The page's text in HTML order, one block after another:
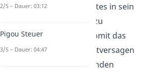
Auswirkung des Effektes in sein
Entscheidungskalkül zu
verinnerlichen
und somit das
vorherrschende Marktversagen
zu beheben. Im Folgenden
2/5 – Dauer: 03:12
Pigou Steuer
3/5 – Dauer: 04:47